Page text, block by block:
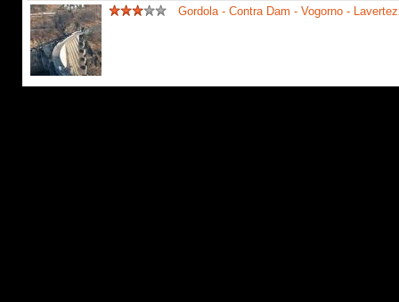
Gordola - Contra Dam - Vogorno -